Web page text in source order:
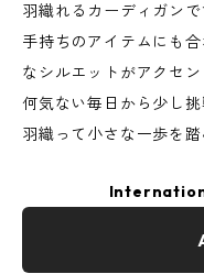
羽織れるカーディガンで
手持ちのアイテムにも
なシルエットがアクセン
何気ない毎日から少し
羽織って小さな一歩を